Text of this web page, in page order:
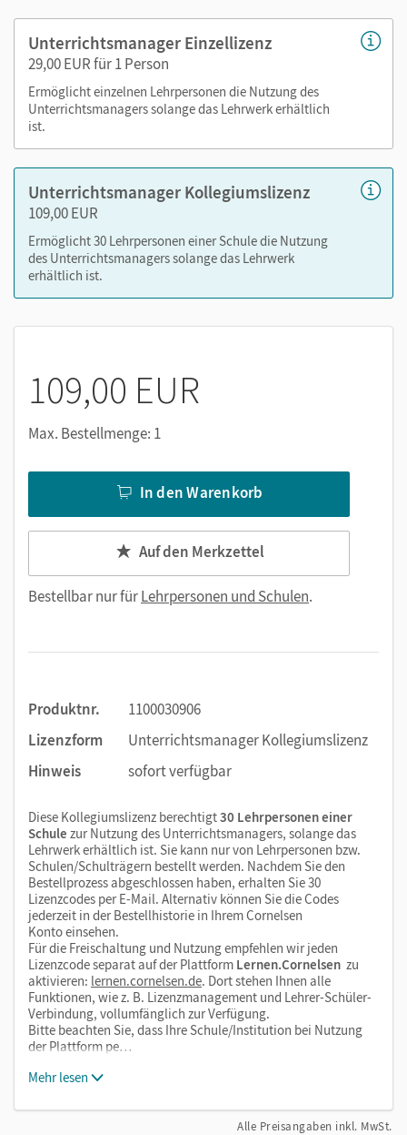
Kopiervorlagen
Videos/Erklärvideos passend zu den Beispielen im
Hilfen und Checkpoints
Lernpläne
zusätzliche Augaben
GeoGebra-Applets
Nutzen Sie den Unterrichtsmanager auf lernen.cornelsen.de
oder über die Cornelsen Lernen App.
Unterrichtsmanager Einzellizenz
29,00 EUR für 1 Person
Ermöglicht einzelnen Lehrpersonen die Nutzung des
Unterrichtsmanagers solange das Lehrwerk erhältlich
ist.
Unterrichtsmanager Kollegiumslizenz
109,00 EUR
Ermöglicht 30 Lehrpersonen einer Schule die Nutzung
des Unterrichtsmanagers solange das Lehrwerk
erhältlich ist.
109,00 EUR
Max. Bestellmenge: 1
In den Warenkorb
Auf den Merkzettel
Bestellbar nur fürLehrpersonen und Schulen.
Produktnr.
1100030906
Lizenzform
Unterrichtsmanager Kollegiumslizenz
Hinweis
sofort verfügbar
Diese Kollegiumslizenz berechtigt30 Lehrpersonen einer
Schule zur Nutzung des Unterrichtsmanagers, solange das
Lehrwerk erhältlich ist. Sie kann nur von Lehrpersonen bzw.
Schulen/Schulträgern bestellt werden. Nachdem Sie den
Bestellprozess abgeschlossen haben, erhalten Sie 30
Lizenzcodes per E-Mail. Alternativ können Sie die Codes
jederzeit in der Bestellhistorie in Ihrem Cornelsen
Konto einsehen.
Für die Freischaltung und Nutzung empfehlen wir jeden
Lizenzcode separat auf der Plattform Lernen.Cornelsen zu
aktivieren: lernen.cornelsen.de. Dort stehen Ihnen alle
Funktionen, wie z. B. Lizenzmanagement und Lehrer-Schüler-
Verbindung, vollumfänglich zur Verfügung.
Bitte beachten Sie, dass Ihre Schule/Institution bei Nutzung
der Plattform pe…
Mehr lesen
Alle Preisangaben inkl. MwSt.